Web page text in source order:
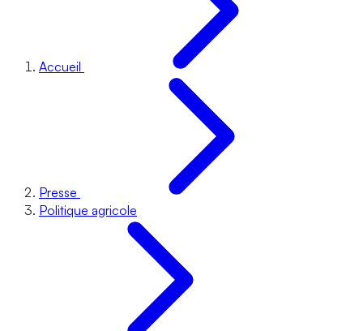
Accueil
Presse
Politique agricole